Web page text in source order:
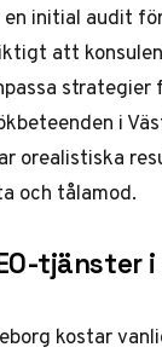
initial audit
att
strategier
i
orealistiska
och tålamod.
tjänster
kostar